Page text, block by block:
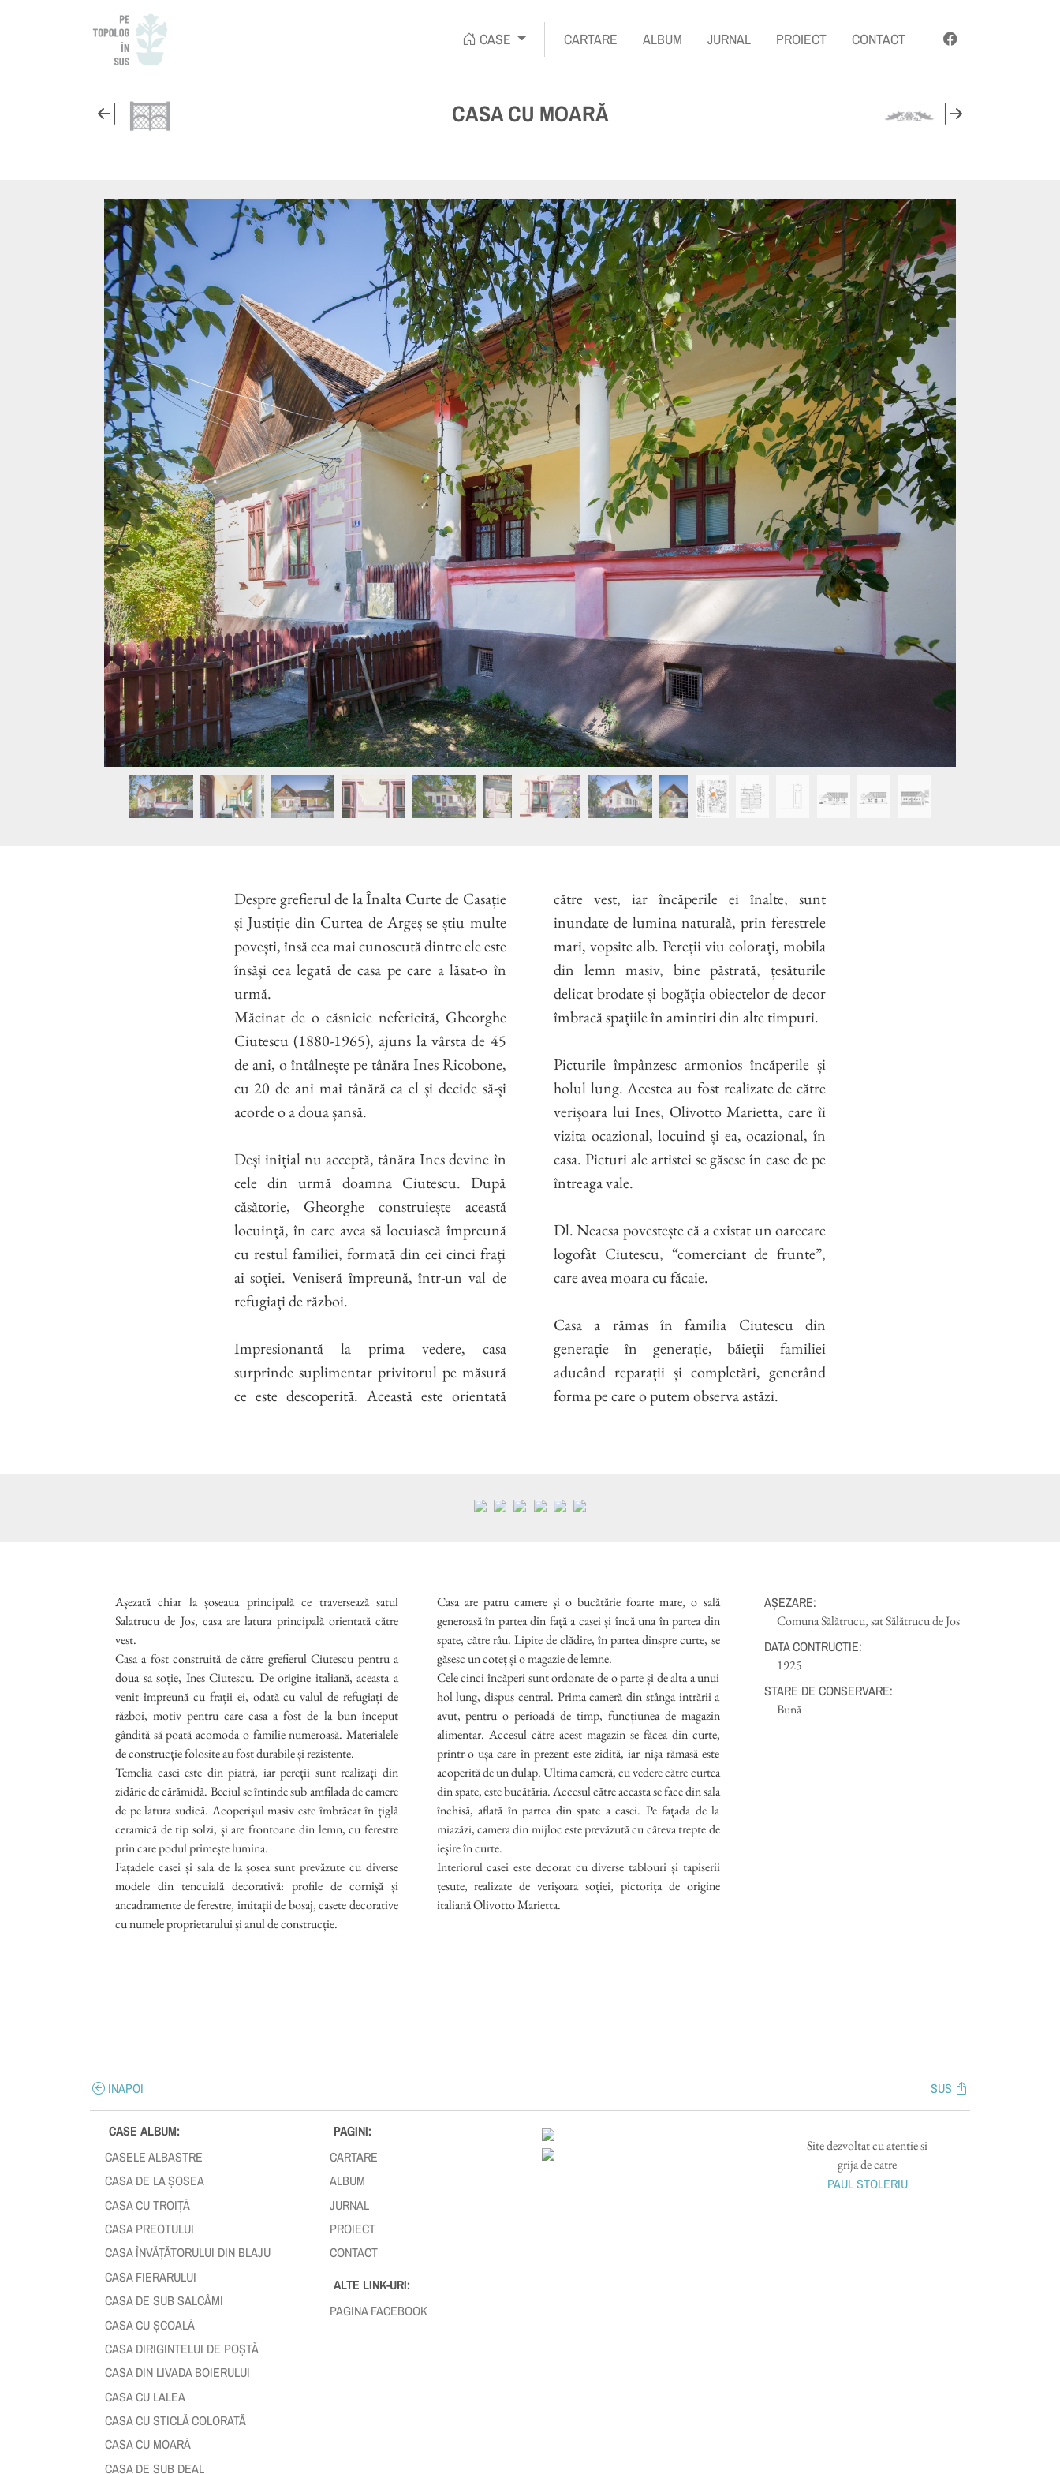
CASE CARTARE ALBUM JURNAL PROIECT CONTACT
CASA CU MOARĂ
Despre grefierul de la Înalta Curte de Casație
și Justiție din Curtea de Argeș se știu multe
povești, însă cea mai cunoscută dintre ele este
însăși cea legată de casa pe care a lăsat-o în
urmă.
Măcinat de o căsnicie nefericită, Gheorghe
Ciutescu (1880-1965), ajuns la vârsta de 45
de ani, o întâlnește pe tânăra Ines Ricobone,
cu 20 de ani mai tânără ca el și decide să-și
acorde o a doua șansă.
Deși inițial nu acceptă, tânăra Ines devine în
cele din urmă doamna Ciutescu. După
căsătorie, Gheorghe construiește această
locuință, în care avea să locuiască împreună
cu restul familiei, formată din cei cinci frați
ai soției. Veniseră împreună, într-un val de
refugiați de război.
Impresionantă la prima vedere, casa
surprinde suplimentar privitorul pe măsură
ce este descoperită. Această este orientată
către vest, iar încăperile ei înalte, sunt
inundate de lumina naturală, prin ferestrele
mari, vopsite alb. Pereții viu colorați, mobila
din lemn masiv, bine păstrată, țesăturile
delicat brodate și bogăția obiectelor de decor
îmbracă spațiile în amintiri din alte timpuri.
Picturile împânzesc armonios încăperile și
holul lung. Acestea au fost realizate de către
verișoara lui Ines, Olivotto Marietta, care îi
vizita ocazional, locuind și ea, ocazional, în
casa. Picturi ale artistei se găsesc în case de pe
întreaga vale.
Dl. Neacsa povestește că a existat un oarecare
logofăt Ciutescu, “comerciant de frunte”,
care avea moara cu făcaie.
Casa a rămas în familia Ciutescu din
generație în generație, băieții familiei
aducând reparații și completări, generând
forma pe care o putem observa astăzi.
Așezată chiar la șoseaua principală ce traversează satul
Salatrucu de Jos, casa are latura principală orientată către
vest.
Casa a fost construită de către grefierul Ciutescu pentru a
doua sa soție, Ines Ciutescu. De origine italiană, aceasta a
venit împreună cu frații ei, odată cu valul de refugiați de
război, motiv pentru care casa a fost de la bun început
gândită să poată acomoda o familie numeroasă. Materialele
de construcție folosite au fost durabile și rezistente.
Temelia casei este din piatră, iar pereții sunt realizați din
zidărie de cărămidă. Beciul se întinde sub amfilada de camere
de pe latura sudică. Acoperișul masiv este îmbrăcat în țiglă
ceramică de tip solzi, și are frontoane din lemn, cu ferestre
prin care podul primește lumina.
Fațadele casei și sala de la șosea sunt prevăzute cu diverse
modele din tencuială decorativă: profile de cornișă și
ancadramente de ferestre, imitații de bosaj, casete decorative
cu numele proprietarului și anul de construcție.
Casa are patru camere și o bucătărie foarte mare, o sală
generoasă în partea din față a casei și încă una în partea din
spate, către râu. Lipite de clădire, în partea dinspre curte, se
găsesc un coteț și o magazie de lemne.
Cele cinci încăperi sunt ordonate de o parte și de alta a unui
hol lung, dispus central. Prima cameră din stânga intrării a
avut, pentru o perioadă de timp, funcțiunea de magazin
alimentar. Accesul către acest magazin se făcea din curte,
printr-o ușa care în prezent este zidită, iar nișa rămasă este
acoperită de un dulap. Ultima cameră, cu vedere către curtea
din spate, este bucătăria. Accesul către aceasta se face din sala
închisă, aflată în partea din spate a casei. Pe fațada de la
miazăzi, camera din mijloc este prevăzută cu câteva trepte de
ieșire în curte.
Interiorul casei este decorat cu diverse tablouri și tapiserii
țesute, realizate de verișoara soției, pictorița de origine
italiană Olivotto Marietta.
AȘEZARE:
Comuna Sălătrucu, sat Sălătrucu de Jos
DATA CONTRUCTIE:
1925
STARE DE CONSERVARE:
Bună
INAPOI SUS
CASE ALBUM:
CASELE ALBASTRE
CASA DE LA ȘOSEA
CASA CU TROIȚĂ
CASA PREOTULUI
CASA ÎNVĂȚĂTORULUI DIN BLAJU
CASA FIERARULUI
CASA DE SUB SALCÂMI
CASA CU ȘCOALĂ
CASA DIRIGINTELUI DE POȘTĂ
CASA DIN LIVADA BOIERULUI
CASA CU LALEA
CASA CU STICLĂ COLORATĂ
CASA CU MOARĂ
CASA DE SUB DEAL
PAGINI:
CARTARE
ALBUM
JURNAL
PROIECT
CONTACT
ALTE LINK-URI:
PAGINA FACEBOOK
Site dezvoltat cu atentie si
grija de catre
PAUL STOLERIU